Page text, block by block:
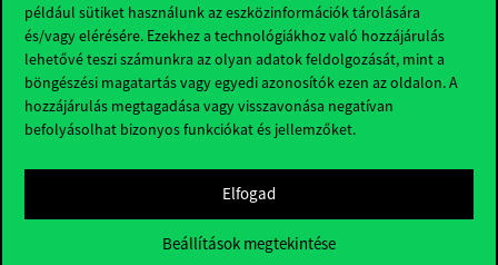
például sütiket használunk az eszközinformációk tárolására
és/vagy elérésére. Ezekhez a technológiákhoz való hozzájárulás
lehetővé teszi számunkra az olyan adatok feldolgozását, mint a
böngészési magatartás vagy egyedi azonosítók ezen az oldalon. A
hozzájárulás megtagadása vagy visszavonása negatívan
befolyásolhat bizonyos funkciókat és jellemzőket.
Elfogad
Beállítások megtekintése
Nyitvatartás
Házirend
Közérdekű adatok